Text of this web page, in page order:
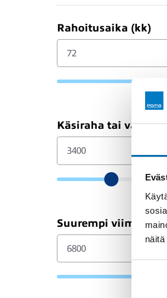
Rahoitusaika (kk)
Käsiraha tai
Suurempi viimeinen